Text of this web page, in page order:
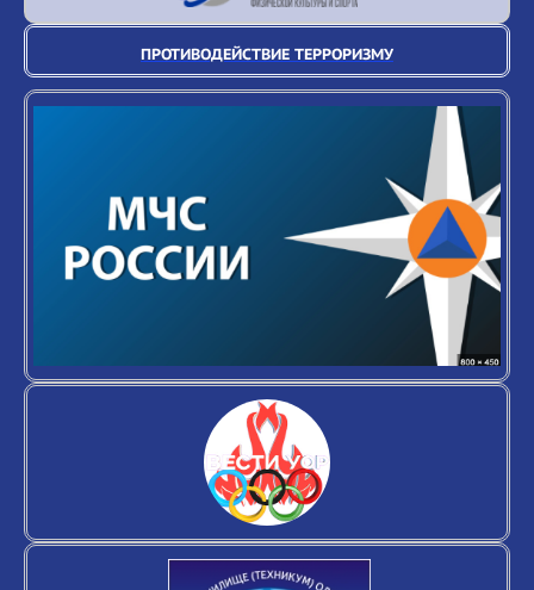
ПРОТИВОДЕЙСТВИЕ ТЕРРОРИЗМУ